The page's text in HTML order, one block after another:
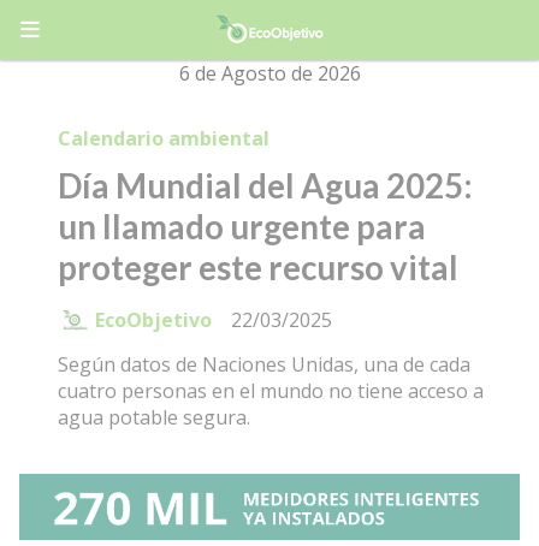
6 de Agosto de 2026
Día Mundial del Agua 2025:
un llamado urgente para
proteger este recurso vital
Según datos de Naciones Unidas, una de cada
cuatro personas en el mundo no tiene acceso a
agua potable segura.
Calendario ambiental
22/03/2025
EcoObjetivo